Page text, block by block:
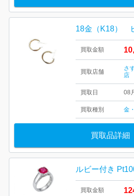
18金（K18）
買取金額
買取店舗
さ
店
買取日 08
買取種別 金
買取品詳細
買取金額